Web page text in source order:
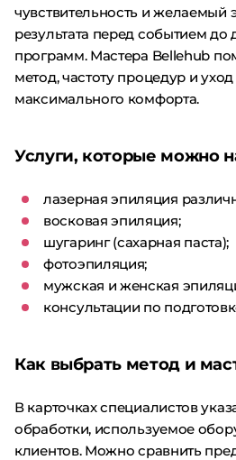
чувствительность и желаемый
результата перед событием до
программ. Мастера Bellehub
метод, частоту процедур и
максимального комфорта.
Услуги, которые можно
лазерная эпиляция
восковая эпиляция;
шугаринг (сахарная паста);
фотоэпиляция;
мужская и женская
консультации по
Как выбрать метод и
В карточках специалистов
обработки, используемое
клиентов. Можно сравнить